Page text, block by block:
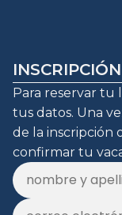
INSCRIPCIÓN
Para reservar
tus datos. Una
de la inscripción
confirmar tu